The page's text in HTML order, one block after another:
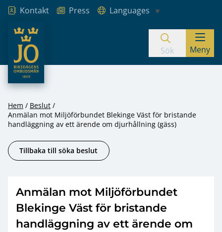
Hoppa till innehåll
Kontakt Press
Languages
JO – Riksdagens Ombudsmän
Sök Meny
Hem
Beslut
Anmälan mot Miljöförbundet Blekinge Väst för bristande
handläggning av ett ärende om djurhållning (gäss)
Tillbaka till söka beslut
Anmälan mot Miljöförbundet
Blekinge Väst för bristande
handläggning av ett ärende om